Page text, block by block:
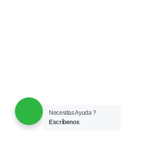
Necesitas Ayuda ?
Escríbenos